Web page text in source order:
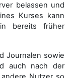
belassen und
Kurses kann
bereits früher
Journalen sowie
auch nach der